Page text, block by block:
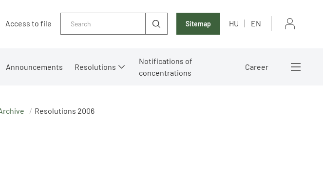
Access to file Sitemap HU EN
Announcements Resolutions
Notifications of
concentrations
Career
Resolutions 2006